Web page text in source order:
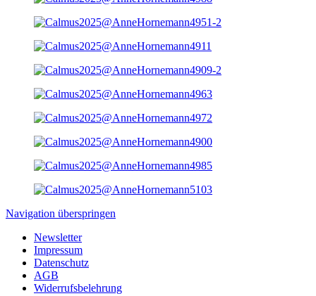
Navigation überspringen
Newsletter
Impressum
Datenschutz
AGB
Widerrufsbelehrung